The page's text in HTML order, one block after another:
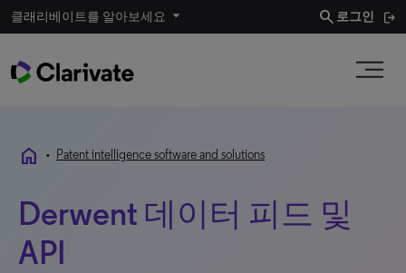
클래리베이트를 알아보세요 search 로그인
home • Patent intelligence software and solutions
Derwent 데이터 피드 및
API